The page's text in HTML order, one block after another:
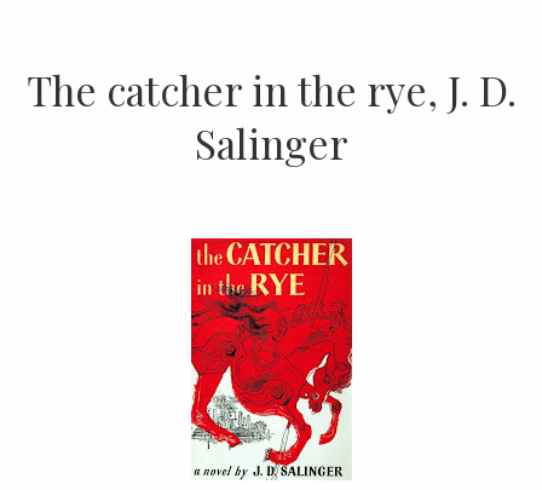
The catcher in the rye, J. D.
Salinger